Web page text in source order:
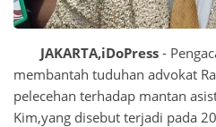
JAKARTA,iDoPress -
membantah tuduhan advokat
pelecehan terhadap mantan
Kim,yang disebut terjadi pada